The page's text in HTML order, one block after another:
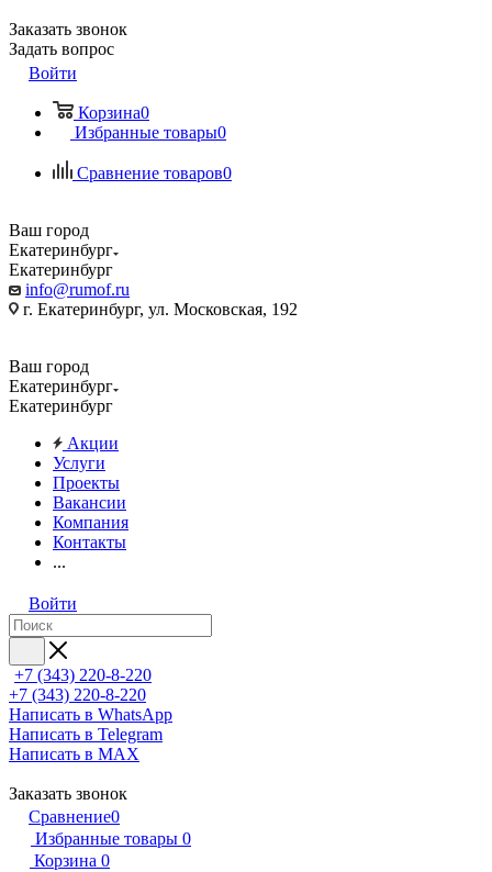
Заказать звонок
Задать вопрос
Войти
Корзина0
Избранные товары0
Сравнение товаров0
Ваш город
Екатеринбург
Екатеринбург
info@rumof.ru
г. Екатеринбург, ул. Московская, 192
Ваш город
Екатеринбург
Екатеринбург
Акции
Услуги
Проекты
Вакансии
Компания
Контакты
...
Войти
+7 (343) 220-8-220
+7 (343) 220-8-220
Написать в WhatsApp
Написать в Telegram
Написать в MAX
Заказать звонок
Сравнение0
Избранные товары 0
Корзина 0